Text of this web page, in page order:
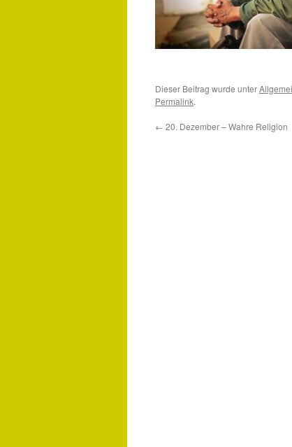
Dieser Beitrag wurde unter
Permalink.
← 20. Dezember – Wahre Religion